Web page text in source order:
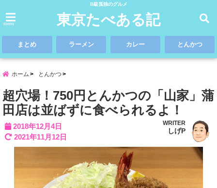
B級孤独のグルメ
menu 東京たべある記
まとめ ラーメン カレー とんかつ
ホーム とんかつ
超穴場！750円とんかつの「山家」蒲
田店は並ばずに食べられるよ！
2018年12月4日
2021年11月12日
WRITER
しげP